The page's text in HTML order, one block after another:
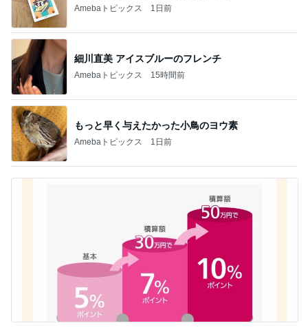
Amebaトピックス 1日前
細川直美 アイスブルーのフレンチ
Amebaトピックス 15時間前
もっと早く与えたかった小鳥のヨウ素
Amebaトピックス 1日前